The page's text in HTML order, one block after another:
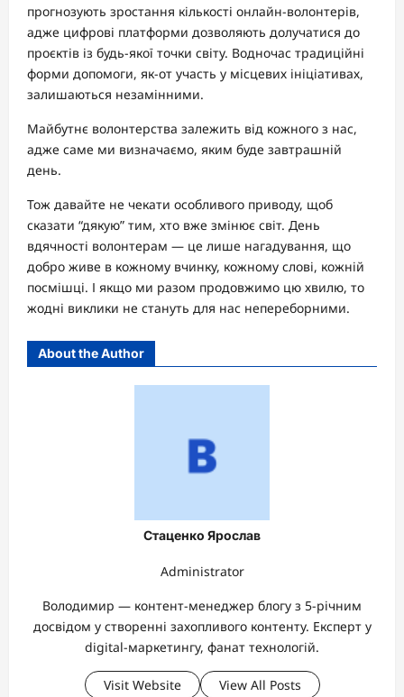
прогнозують зростання кількості онлайн-волонтерів,
адже цифрові платформи дозволяють долучатися до
проєктів із будь-якої точки світу. Водночас традиційні
форми допомоги, як-от участь у місцевих ініціативах,
залишаються незамінними.
Майбутнє волонтерства залежить від кожного з нас,
адже саме ми визначаємо, яким буде завтрашній
день.
Тож давайте не чекати особливого приводу, щоб
сказати “дякую” тим, хто вже змінює світ. День
вдячності волонтерам — це лише нагадування, що
добро живе в кожному вчинку, кожному слові, кожній
посмішці. І якщо ми разом продовжимо цю хвилю, то
жодні виклики не стануть для нас непереборними.
About the Author
Стаценко Ярослав
Administrator
Володимир — контент-менеджер блогу з 5-річним
досвідом у створенні захопливого контенту. Експерт у
digital-маркетингу, фанат технологій.
Visit Website View All Posts